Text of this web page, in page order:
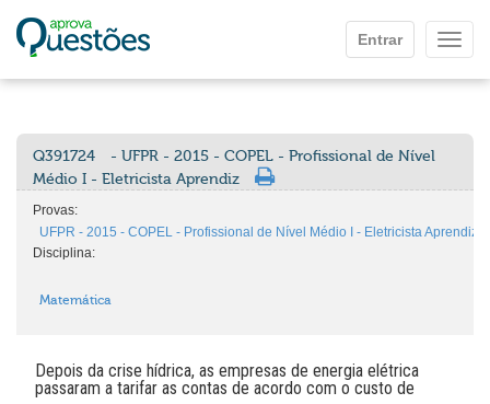
Entrar
Q391724
- UFPR - 2015 - COPEL - Profissional de Nível
Médio I - Eletricista Aprendiz
Provas:
UFPR - 2015 - COPEL - Profissional de Nível Médio I - Eletricista Aprendiz
Disciplina:
Matemática
Depois da crise hídrica, as empresas de energia elétrica
passaram a tarifar as contas de acordo com o custo de